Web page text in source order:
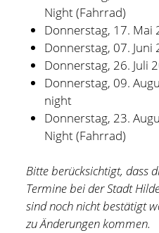
Night (Fahrrad)
Donnerstag, 17. Mai
Donnerstag, 07.
Donnerstag, 26. Juli
Donnerstag, 09.
night
Donnerstag, 23.
Night (Fahrrad)
Bitte berücksichtigt, dass
Termine bei der Stadt
sind noch nicht bestätigt
zu Änderungen kommen.